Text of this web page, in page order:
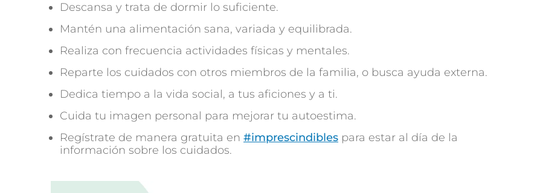
Descansa y trata de dormir lo suficiente.
Mantén una alimentación sana, variada y equilibrada.
Realiza con frecuencia actividades físicas y mentales.
Reparte los cuidados con otros miembros de la familia, o busca ayuda externa.
Dedica tiempo a la vida social, a tus aficiones y a ti.
Cuida tu imagen personal para mejorar tu autoestima.
Regístrate de manera gratuita en #imprescindibles para estar al día de la
información sobre los cuidados.